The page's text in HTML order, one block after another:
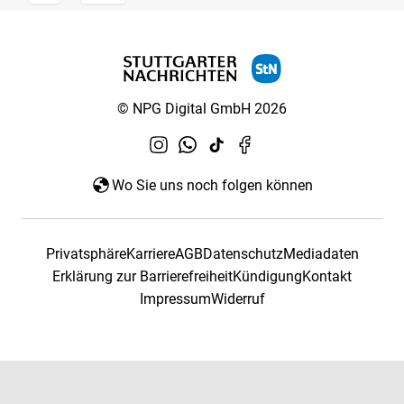
© NPG Digital GmbH 2026
Wo Sie uns noch folgen können
PrivatsphäreKarriereAGBDatenschutzMediadaten
Erklärung zur BarrierefreiheitKündigungKontakt
ImpressumWiderruf